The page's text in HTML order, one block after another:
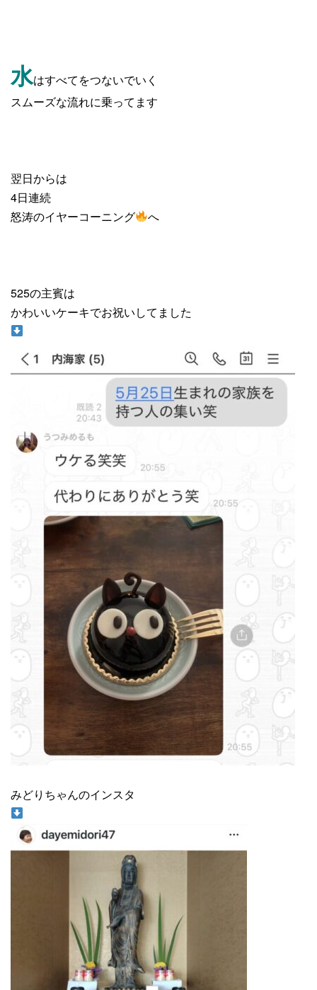
水はすべてをつないでいく
スムーズな流れに乗ってます
翌日からは
4日連続
怒涛のイヤーコーニング
へ
525の主賓は
かわいいケーキでお祝いしてました
みどりちゃんのインスタ